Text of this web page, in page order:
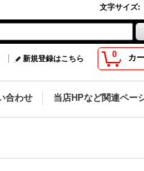
文字サイズ:
0 カ
新規登録はこちら
合わせ 当店HPなど関連ペー